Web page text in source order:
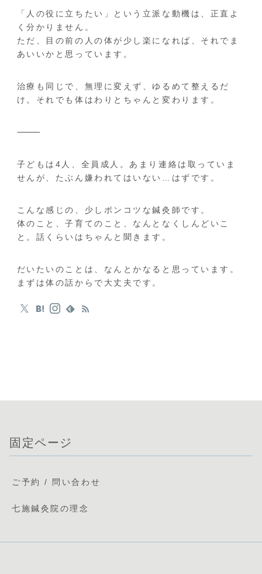
「人の役に立ちたい」という立派な動機は、正直よ
く分かりません。
ただ、目の前の人の体が少し楽になれば、それでま
あいいかと思っています。
治療も同じで、無理に変えず、ゆるめて整えるだ
け。それでも体はわりとちゃんと変わります。
⸻
子どもは4人、全員成人。あまり連絡は取っていま
せんが、たぶん嫌われてはいない…はずです。
こんな感じの、少しポンコツな鍼灸師です。
体のこと、子育てのこと、なんとなくしんどいこ
と。話くらいはちゃんと聞きます。
だいたいのことは、なんとかなると思っています。
まずは体の話からで大丈夫です。
固定ページ
ご予約 / 問い合わせ
七施鍼灸院の理念